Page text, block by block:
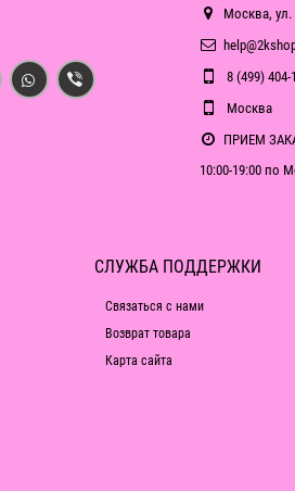
Москва, ул.
8 (499) 404-
Москва
ПРИЕМ
10:00-19:00 по
СЛУЖБА ПОДДЕРЖКИ
Связаться с нами
Возврат товара
Карта сайта